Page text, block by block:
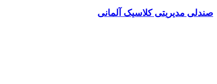
صندلی مدیریتی کلاسیک آلمانی